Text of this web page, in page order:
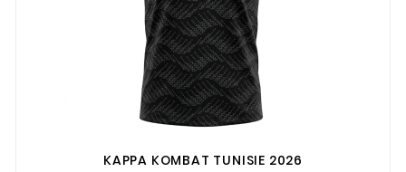
KAPPA KOMBAT TUNISIE 2026